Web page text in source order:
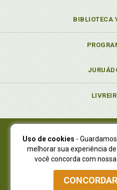
BIBLIOTECA
Juruá Editora Ltda.,
Juruá Informática Ltda.,
NOVO ENDEREÇO:R. Flávio
Curitiba - Paraná -
Atendimento: (41) 4009-3900|
Uso de cookies -
melhorar sua experiência
você concorda com nossa